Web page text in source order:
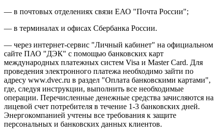
— в почтовых отделениях связи ЕАО "Почта России";
— в терминалах и офисах Сбербанка России.
— через интернет-сервис "Личный кабинет" на официальном
сайте ПАО "ДЭК" с помощью банковских карт
международных платежных систем Visa и Master Card. Для
проведения электронного платежа необходимо зайти по
адресу www.dvec.ru в раздел "Оплата банковскими картами",
где, следуя инструкции, выполнить все необходимые
операции. Перечисленные денежные средства зачисляются на
лицевой счет потребителя в течение 1-3 банковских дней.
Энергокомпанией учтены все требования к защите
персональных и банковских данных клиентов.